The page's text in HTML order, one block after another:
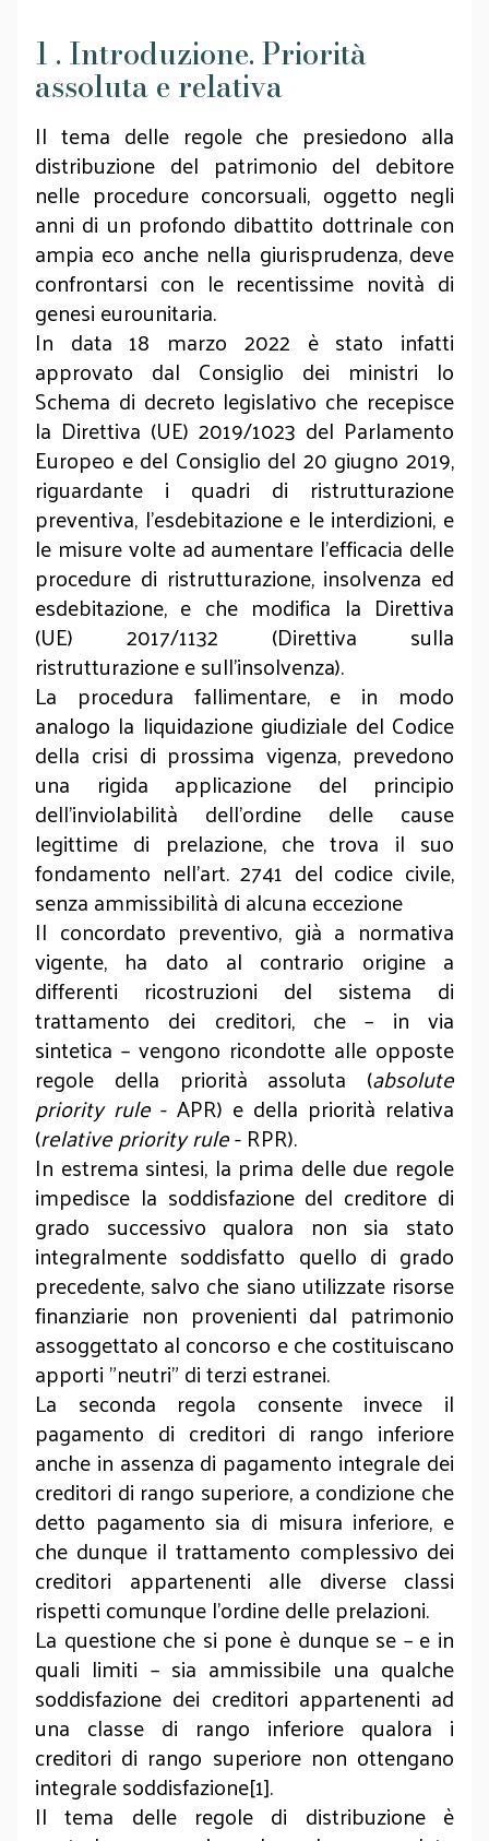
1 . Introduzione. Priorità
assoluta e relativa
Il tema delle regole che presiedono alla
distribuzione del patrimonio del debitore
nelle procedure concorsuali, oggetto negli
anni di un profondo dibattito dottrinale con
ampia eco anche nella giurisprudenza, deve
confrontarsi con le recentissime novità di
genesi eurounitaria.
In data 18 marzo 2022 è stato infatti
approvato dal Consiglio dei ministri lo
Schema di decreto legislativo che recepisce
la Direttiva (UE) 2019/1023 del Parlamento
Europeo e del Consiglio del 20 giugno 2019,
riguardante i quadri di ristrutturazione
preventiva, l'esdebitazione e le interdizioni, e
le misure volte ad aumentare l'efficacia delle
procedure di ristrutturazione, insolvenza ed
esdebitazione, e che modifica la Direttiva
(UE) 2017/1132 (Direttiva sulla
ristrutturazione e sull'insolvenza).
La procedura fallimentare, e in modo
analogo la liquidazione giudiziale del Codice
della crisi di prossima vigenza, prevedono
una rigida applicazione del principio
dell’inviolabilità dell’ordine delle cause
legittime di prelazione, che trova il suo
fondamento nell’art. 2741 del codice civile,
senza ammissibilità di alcuna eccezione
Il concordato preventivo, già a normativa
vigente, ha dato al contrario origine a
differenti ricostruzioni del sistema di
trattamento dei creditori, che – in via
sintetica – vengono ricondotte alle opposte
regole della priorità assoluta (absolute
priority rule - APR) e della priorità relativa
(relative priority rule- RPR).
In estrema sintesi, la prima delle due regole
impedisce la soddisfazione del creditore di
grado successivo qualora non sia stato
integralmente soddisfatto quello di grado
precedente, salvo che siano utilizzate risorse
finanziarie non provenienti dal patrimonio
assoggettato al concorso e che costituiscano
apporti "neutri" di terzi estranei.
La seconda regola consente invece il
pagamento di creditori di rango inferiore
anche in assenza di pagamento integrale dei
creditori di rango superiore, a condizione che
detto pagamento sia di misura inferiore, e
che dunque il trattamento complessivo dei
creditori appartenenti alle diverse classi
rispetti comunque l’ordine delle prelazioni.
La questione che si pone è dunque se – e in
quali limiti – sia ammissibile una qualche
soddisfazione dei creditori appartenenti ad
una classe di rango inferiore qualora i
creditori di rango superiore non ottengano
integrale soddisfazione[1].
Il tema delle regole di distribuzione è